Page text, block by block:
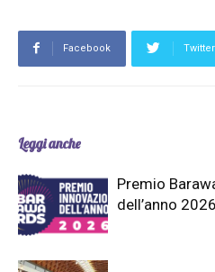
Facebook Twitter
Leggi anche
Premio
dell’anno